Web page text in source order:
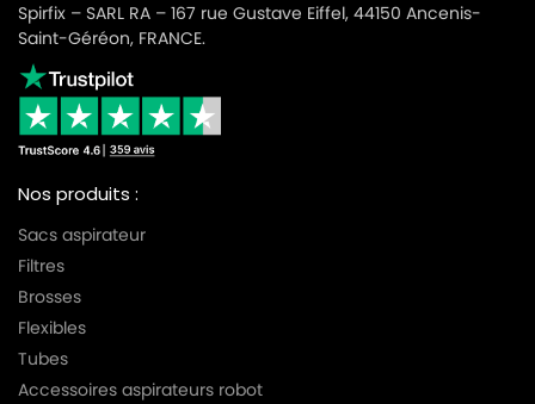
Spirfix – SARL RA – 167 rue Gustave Eiffel, 44150 Ancenis-
Saint-Géréon, FRANCE.
Nos produits :
Sacs aspirateur
Filtres
Brosses
Flexibles
Tubes
Accessoires aspirateurs robot